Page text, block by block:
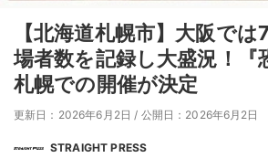
【北海道札幌市】大阪で
場者数を記録し大盛況！『
札幌での開催が決定
更新日：2026年6月2日 / 公開日：2026年6月2日
STRAIGHT PRESS